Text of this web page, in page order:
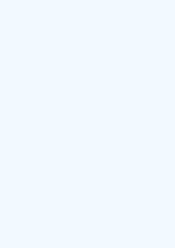
Hypotheek
van
pagina van